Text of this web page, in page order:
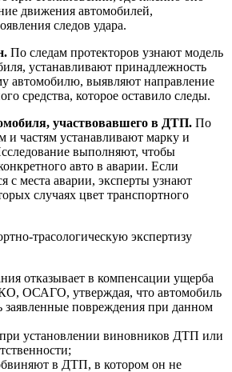
движения автомобилей,
следов удара.
По следам протекторов узнают модель
устанавливают принадлежность
автомобилю, выявляют направление
средства, которое оставило следы.
участвовавшего в ДТП. По
и частям устанавливают марку и
выполняют, чтобы
авто в аварии. Если
с места аварии, эксперты узнают
случаях цвет транспортного
трасологическую экспертизу
отказывает в компенсации ущерба
ОСАГО, утверждая, что автомобиль
заявленные повреждения при данном
при установлении виновников ДТП или
в ДТП, в котором он не